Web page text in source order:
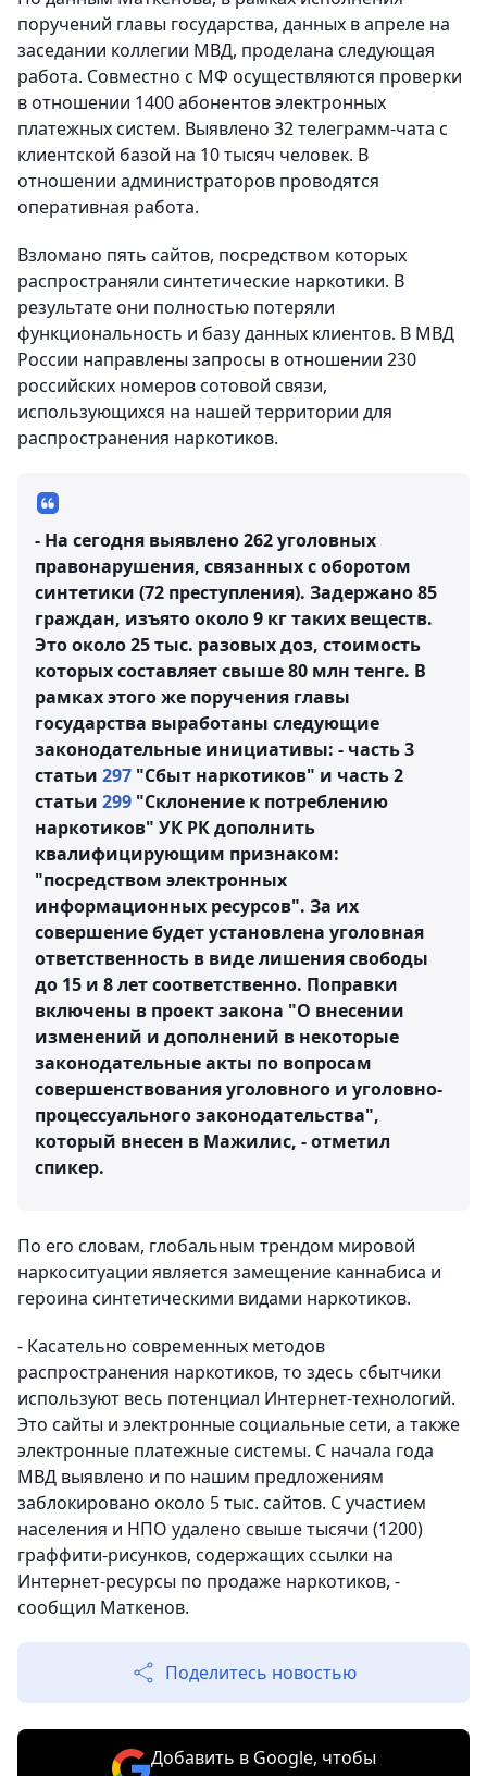
поручений главы государства, данных в апреле на
заседании коллегии МВД, проделана следующая
работа. Совместно с МФ осуществляются проверки
в отношении 1400 абонентов электронных
платежных систем. Выявлено 32 телеграмм-чата с
клиентской базой на 10 тысяч человек. В
отношении администраторов проводятся
оперативная работа.
Взломано пять сайтов, посредством которых
распространяли синтетические наркотики. В
результате они полностью потеряли
функциональность и базу данных клиентов. В МВД
России направлены запросы в отношении 230
российских номеров сотовой связи,
использующихся на нашей территории для
распространения наркотиков.
- На сегодня выявлено 262 уголовных
правонарушения, связанных с оборотом
синтетики (72 преступления). Задержано 85
граждан, изъято около 9 кг таких веществ.
Это около 25 тыс. разовых доз, стоимость
которых составляет свыше 80 млн тенге. В
рамках этого же поручения главы
государства выработаны следующие
законодательные инициативы: - часть 3
статьи 297 "Сбыт наркотиков" и часть 2
статьи 299 "Склонение к потреблению
наркотиков" УК РК дополнить
квалифицирующим признаком:
"посредством электронных
информационных ресурсов". За их
совершение будет установлена уголовная
ответственность в виде лишения свободы
до 15 и 8 лет соответственно. Поправки
включены в проект закона "О внесении
изменений и дополнений в некоторые
законодательные акты по вопросам
совершенствования уголовного и уголовно-
процессуального законодательства",
который внесен в Мажилис, - отметил
спикер.
По его словам, глобальным трендом мировой
наркоситуации является замещение каннабиса и
героина синтетическими видами наркотиков.
- Касательно современных методов
распространения наркотиков, то здесь сбытчики
используют весь потенциал Интернет-технологий.
Это сайты и электронные социальные сети, а также
электронные платежные системы. С начала года
МВД выявлено и по нашим предложениям
заблокировано около 5 тыс. сайтов. С участием
населения и НПО удалено свыше тысячи (1200)
граффити-рисунков, содержащих ссылки на
Интернет-ресурсы по продаже наркотиков, -
сообщил Маткенов.
Поделитесь новостью
Добавить в Google, чтобы